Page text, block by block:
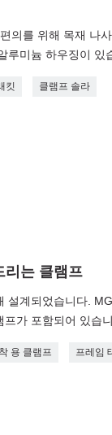
의를 위해 목재 나
루미늄 하우징이 있
킷 클램프 솔라
리는 클램프
설계되었습니다.
가 포함되어 있습
용 클램프 프레임